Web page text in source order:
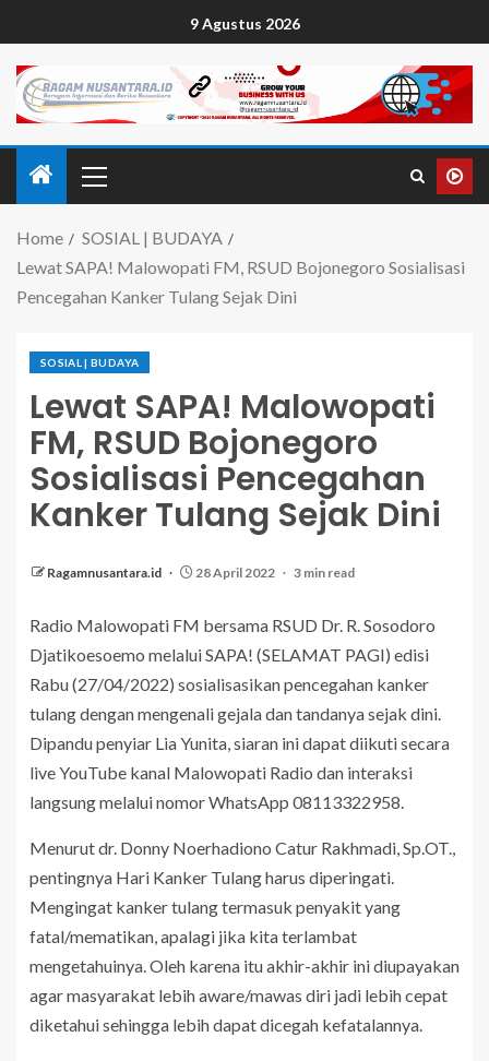
9 Agustus 2026
Home
SOSIAL | BUDAYA
Lewat SAPA! Malowopati FM, RSUD Bojonegoro Sosialisasi
Pencegahan Kanker Tulang Sejak Dini
SOSIAL | BUDAYA
Lewat SAPA! Malowopati
FM, RSUD Bojonegoro
Sosialisasi Pencegahan
Kanker Tulang Sejak Dini
Ragamnusantara.id 28 April 2022 3 min read
Radio Malowopati FM bersama RSUD Dr. R. Sosodoro
Djatikoesoemo melalui SAPA! (SELAMAT PAGI) edisi
Rabu (27/04/2022) sosialisasikan pencegahan kanker
tulang dengan mengenali gejala dan tandanya sejak dini.
Dipandu penyiar Lia Yunita, siaran ini dapat diikuti secara
live YouTube kanal Malowopati Radio dan interaksi
langsung melalui nomor WhatsApp 08113322958.
Menurut dr. Donny Noerhadiono Catur Rakhmadi, Sp.OT.,
pentingnya Hari Kanker Tulang harus diperingati.
Mengingat kanker tulang termasuk penyakit yang
fatal/mematikan, apalagi jika kita terlambat
mengetahuinya. Oleh karena itu akhir-akhir ini diupayakan
agar masyarakat lebih aware/mawas diri jadi lebih cepat
diketahui sehingga lebih dapat dicegah kefatalannya.